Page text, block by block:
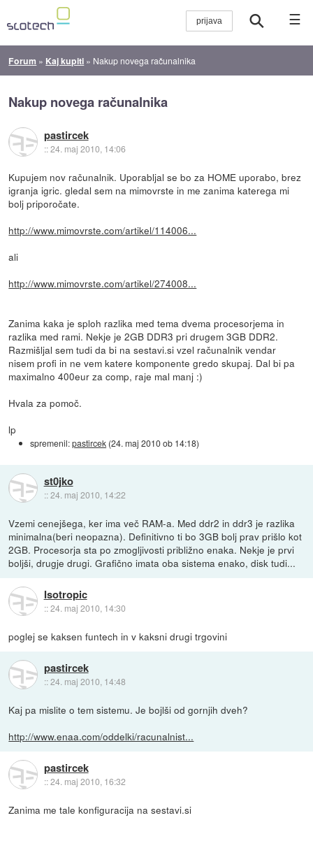
☰
Forum » Kaj kupiti » Nakup novega računalnika
Nakup novega računalnika
pastircek
::24. maj 2010, 14:06
Kupujem nov računalnik. Uporabljal se bo za HOME uporabo, brez
igranja igric. gledal sem na mimovrste in me zanima katerega mi
bolj priporočate.
http://www.mimovrste.com/artikel/114006...
ali
http://www.mimovrste.com/artikel/274008...
Zanima kaka je sploh razlika med tema dvema procesorjema in
razlika med rami. Nekje je 2GB DDR3 pri drugem 3GB DDR2.
Razmišljal sem tudi da bi na sestavi.si vzel računalnik vendar
nisem profi in ne vem katere komponente gredo skupaj. Dal bi pa
maximalno 400eur za comp, raje mal manj :)
Hvala za pomoč.
lp
spremenil:pastircek (24. maj 2010 ob 14:18)
st0jko
::24. maj 2010, 14:22
Vzemi cenejšega, ker ima več RAM-a. Med ddr2 in ddr3 je razlika
minimalna(beri neopazna). Definitivno ti bo 3GB bolj prav prišlo kot
2GB. Procesorja sta po zmogljivosti približno enaka. Nekje je prvi
boljši, drugje drugi. Grafično imata oba sistema enako, disk tudi...
Isotropic
::24. maj 2010, 14:30
poglej se kaksen funtech in v kaksni drugi trgovini
pastircek
::24. maj 2010, 14:48
Kaj pa mislite o tem sistemu. Je bojlši od gornjih dveh?
http://www.enaa.com/oddelki/racunalnist...
pastircek
::24. maj 2010, 16:32
Zanima me tale konfiguracija na sestavi.si